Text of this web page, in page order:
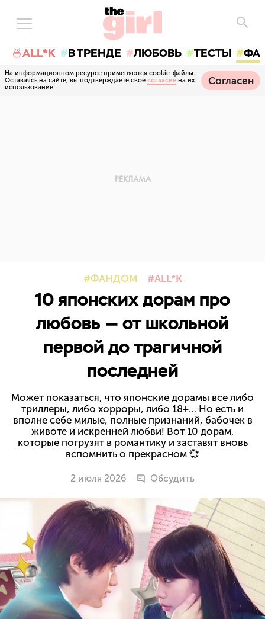
🍜ALL*K В ТРЕНДЕ ЛЮБОВЬ ТЕСТЫ
На информационном ресурсе применяются cookie-файлы.
Оставаясь на сайте, вы подтверждаете свое согласие на их
использование.
Согласен
ФАНДОМ ALL*K
10 японских дорам про
любовь — от школьной
первой до трагичной
последней
Может показаться, что японские дорамы все либо
триллеры, либо хорроры, либо 18+… Но есть и
вполне себе милые, полные признаний, бабочек в
животе и искренней любви! Вот 10 дорам,
которые погрузят в романтику и заставят вновь
вспомнить о прекрасном 💞
2 июля 2026 Обсудить